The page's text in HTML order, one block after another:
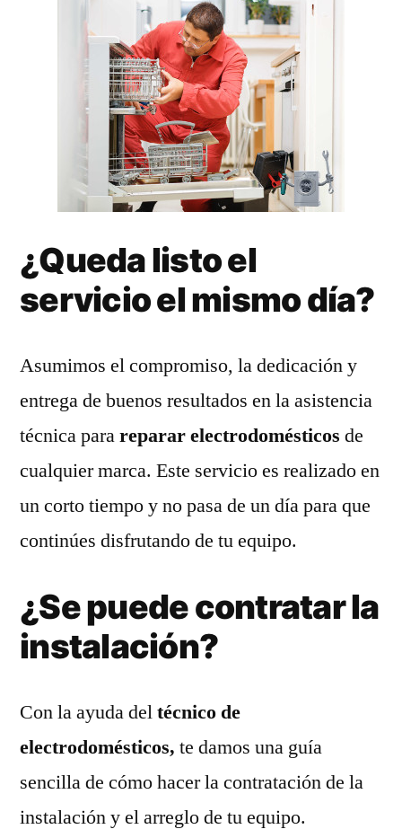
¿Queda listo el
servicio el mismo día?
Asumimos el compromiso, la dedicación y
entrega de buenos resultados en la asistencia
técnica parareparar electrodomésticos de
cualquier marca. Este servicio es realizado en
un corto tiempo y no pasa de un día para que
continúes disfrutando de tu equipo.
¿Se puede contratar la
instalación?
Con la ayuda deltécnico de
electrodomésticos, te damos una guía
sencilla de cómo hacer la contratación de la
instalación y el arreglo de tu equipo.